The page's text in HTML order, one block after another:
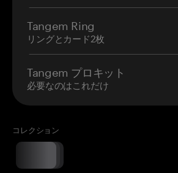
Tangem Ring
リングとカード2枚
Tangem プロキット
必要なのはこれだけ
コレクション